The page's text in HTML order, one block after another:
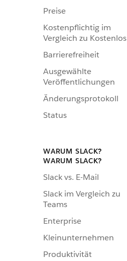
Preise
Kostenpflichtig im
Vergleich zu Kostenlos
Barrierefreiheit
Ausgewählte
Veröffentlichungen
Änderungsprotokoll
Status
WARUM SLACK?
WARUM SLACK?
Slack vs. E-Mail
Slack im Vergleich zu
Teams
Enterprise
Kleinunternehmen
Produktivität